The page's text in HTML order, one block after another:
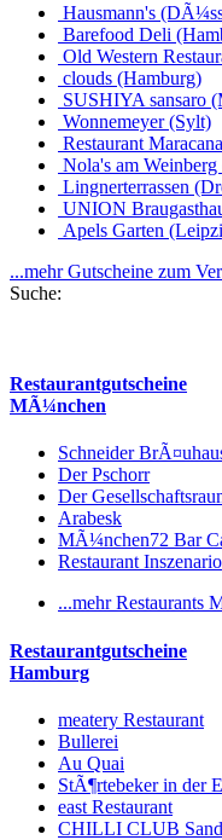
Hausmann's
Barefood Deli
Old Western
clouds (Hamburg)
SUSHIYA sansaro
Wonnemeyer (Sylt)
Restaurant
Nola's am
Lingnerterrassen
UNION
Apels Garten
...mehr Gutscheine zum
Suche:
Restaurantgutscheine
MÃ¼nchen
Schneider
Der Pschorr
Der
Arabesk
MÃ¼nchen72 Bar
Restaurant Inszenario
...mehr Restaurants
Restaurantgutscheine
Hamburg
meatery Restaurant
Bullerei
Au Quai
StÃ¶rtebeker in der
east Restaurant
CHILLI CLUB